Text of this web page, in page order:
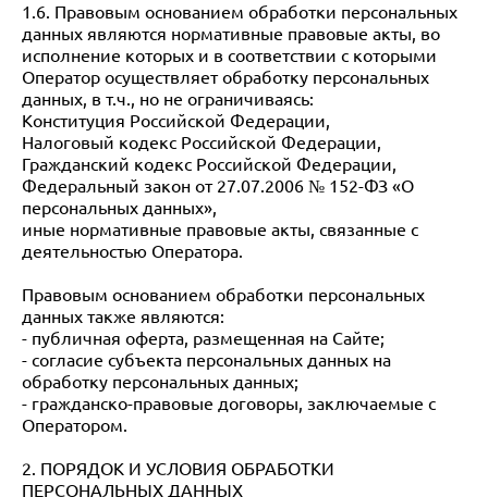
1.6. Правовым основанием обработки персональных
данных являются нормативные правовые акты, во
исполнение которых и в соответствии с которыми
Оператор осуществляет обработку персональных
данных, в т.ч., но не ограничиваясь:
Конституция Российской Федерации,
Налоговый кодекс Российской Федерации,
Гражданский кодекс Российской Федерации,
Федеральный закон от 27.07.2006 № 152-ФЗ «О
персональных данных»,
иные нормативные правовые акты, связанные с
деятельностью Оператора.
Правовым основанием обработки персональных
данных также являются:
- публичная оферта, размещенная на Сайте;
- согласие субъекта персональных данных на
обработку персональных данных;
- гражданско-правовые договоры, заключаемые с
Оператором.
2. ПОРЯДОК И УСЛОВИЯ ОБРАБОТКИ
ПЕРСОНАЛЬНЫХ ДАННЫХ